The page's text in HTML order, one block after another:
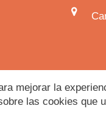
mejorar la
las cookies